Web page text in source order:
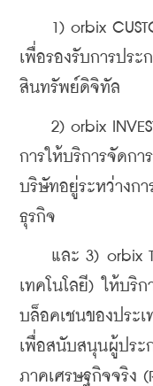
1) orbix
เพื่อรองรับการประ
สินทรัพย์ดิจิทัล
2) orbix
การให้บริการจัดก
บริษัทอยู่ระหว่างก
ธุรกิจ
และ 3) orbix
เทคโนโลยี) ให้บริก
บล็อคเชนของประ
เพื่อสนับสนุนผู้ประ
ภาคเศรษฐกิจจริง